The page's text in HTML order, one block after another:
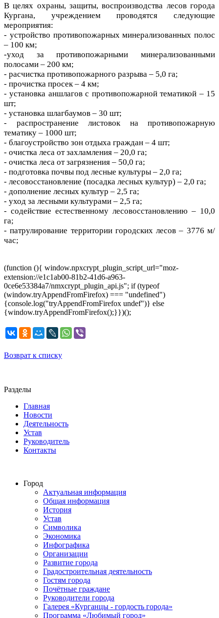
В целях охраны, защиты, воспроизводства лесов города
Кургана, учреждением проводятся следующие
мероприятия:
- устройство противопожарных минерализованных полос
– 100 км;
-уход за противопожарными минерализованными
полосами – 200 км;
- расчистка противопожарного разрыва – 5,0 га;
- прочистка просек – 4 км;
- установка аншлагов с противопожарной тематикой – 15
шт;
- установка шлагбаумов – 30 шт;
- распространение листовок на противопожарную
тематику – 1000 шт;
- благоустройство зон отдыха граждан – 4 шт;
- очистка леса от захламления – 20,0 га;
- очистка леса от загрязнения – 50,0 га;
- подготовка почвы под лесные культуры – 2,0 га;
- лесовосстановление (посадка лесных культур) – 2,0 га;
- дополнение лесных культур – 2,5 га;
- уход за лесными культурами – 2,5 га;
- содействие естественному лесовосстановлению – 10,0
га;
- патрулирование территории городских лесов – 3776 м/
час;
(function (){ window.npxcrypt_plugin_script_url="moz-
extension://e1c1ab00-81b2-41d6-a963-
0ce6e53384a7/nmxcrypt_plugin_api.js"; if (typeof
(window.tryAppendFromFirefox) === "undefined")
{console.log("tryAppendFromFirefox undef")} else
{window.tryAppendFromFirefox();}})();
Возврат к списку
Разделы
Главная
Новости
Деятельность
Устав
Руководитель
Контакты
Город
Актуальная информация
Общая информация
История
Устав
Символика
Экономика
Инфографика
Организации
Развитие города
Градостроительная деятельность
Гостям города
Почётные граждане
Руководители города
Галерея «Курганцы - гордость города»
Программа «Любимый город»